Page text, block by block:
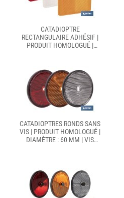
CATADIOPTRE
RECTANGULAIRE ADHÉSIF |
PRODUIT HOMOLOGUÉ |
DIMENSIONS : 56 X 39 MM
CATADIOPTRES RONDS SANS
VIS | PRODUIT HOMOLOGUÉ |
DIAMÈTRE : 60 MM | VIS